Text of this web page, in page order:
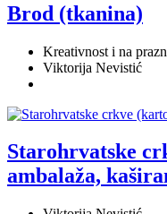
Brod (tkanina)
Kreativnost i na
Viktorija Nevistić
Starohrvatske
ambalaža,